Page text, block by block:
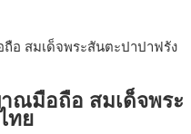
ฐกิจ ดันไทยโตเต็มศักยภาพ
งเฝ้าระวัง หลังยึดล็อตใหญ่
มองเฟดคงดอกเบี้ย
าง พ.ร.ฎ. เปิดทาง รฟม.เดิน
ม. เชื่อมเมืองหาดใหญ่
ยบัตรทอง 87% แต่ได้งบราย
รรงบให้สอดคล้องภาระงาน
สมเด็จพระสันตะปาปาฟรัง
ณมือถือ สมเด็จพระ
ทย